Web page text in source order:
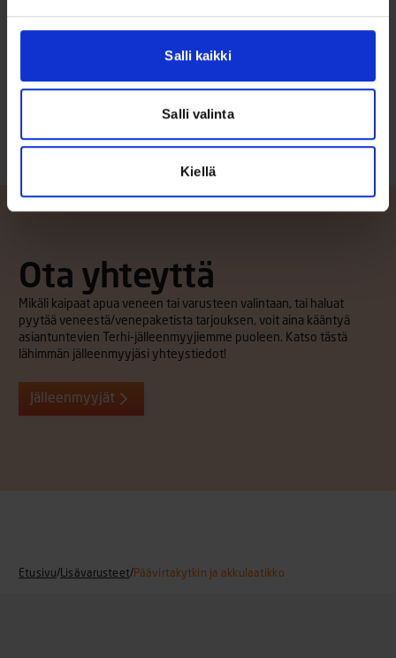
Salli kaikki
Salli valinta
Kiellä
jopa 40 hv:n perämoottorin asentamisen, joka tuo käyttöön uusia
Ota yhteyttä
Mikäli kaipaat apua veneen tai varusteen valintaan, tai haluat
pyytää veneestä/venepaketista tarjouksen, voit aina kääntyä
asiantuntevien Terhi-jälleenmyyjiemme puoleen. Katso tästä
lähimmän jälleenmyyjäsi yhteystiedot!
Jälleenmyyjät
Etusivu/Lisävarusteet/Päävirtakytkin ja akkulaatikko